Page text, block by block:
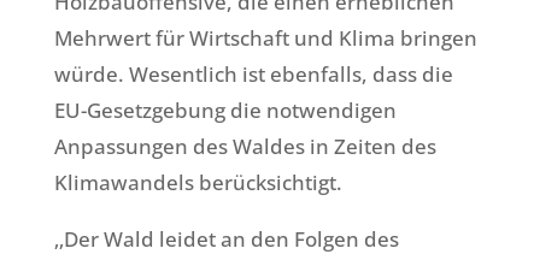
Mehrwert für Wirtschaft und Klima bringen
würde. Wesentlich ist ebenfalls, dass die
EU-Gesetzgebung die notwendigen
Anpassungen des Waldes in Zeiten des
Klimawandels berücksichtigt.
‚‚Der Wald leidet an den Folgen des